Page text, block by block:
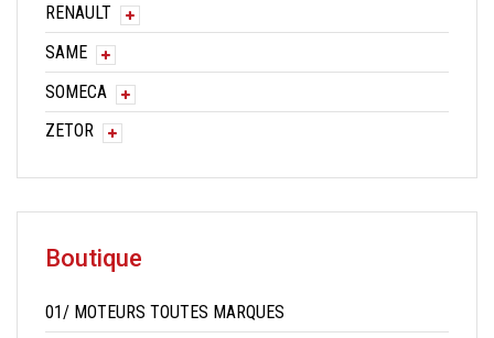
RENAULT
SAME
SOMECA
ZETOR
Boutique
01/ MOTEURS TOUTES MARQUES